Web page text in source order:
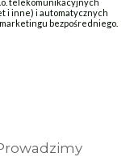
i inne) i automatycznych
bezpośredniego.